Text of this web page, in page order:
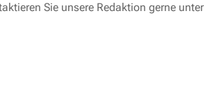
Sie unsere Redaktion gerne unter